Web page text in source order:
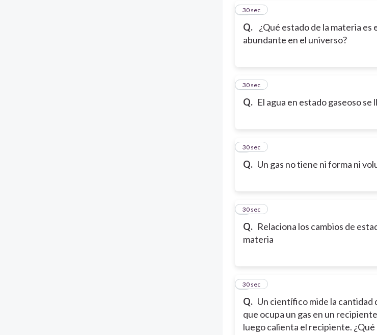
Q.
¿Qué estado de la materia es
abundante en el universo?
1
30 sec
Q. El agua en estado gaseoso se
2
30 sec
Q. Un gas no tiene ni forma ni
3
30 sec
Q. Relaciona los cambios de
materia
4
30 sec
Q. Un científico mide la cantidad
que ocupa un gas en un
luego calienta el recipiente.
5
30 sec